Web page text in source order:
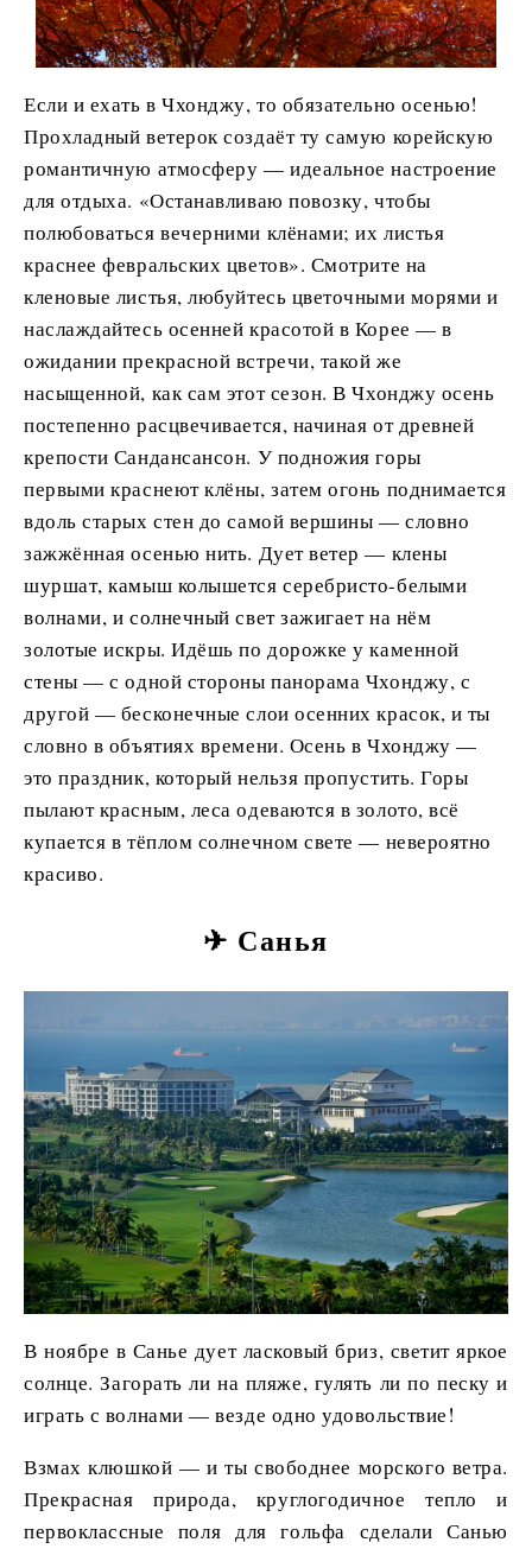
Если и ехать в Чхонджу, то обязательно осенью!
Прохладный ветерок создаёт ту самую корейскую
романтичную атмосферу — идеальное настроение
для отдыха. «Останавливаю повозку, чтобы
полюбоваться вечерними клёнами; их листья
краснее февральских цветов». Смотрите на
кленовые листья, любуйтесь цветочными морями и
наслаждайтесь осенней красотой в Корее — в
ожидании прекрасной встречи, такой же
насыщенной, как сам этот сезон. В Чхонджу осень
постепенно расцвечивается, начиная от древней
крепости Сандансансон. У подножия горы
первыми краснеют клёны, затем огонь поднимается
вдоль старых стен до самой вершины — словно
зажжённая осенью нить. Дует ветер — клены
шуршат, камыш колышется серебристо-белыми
волнами, и солнечный свет зажигает на нём
золотые искры. Идёшь по дорожке у каменной
стены — с одной стороны панорама Чхонджу, с
другой — бесконечные слои осенних красок, и ты
словно в объятиях времени. Осень в Чхонджу —
это праздник, который нельзя пропустить. Горы
пылают красным, леса одеваются в золото, всё
купается в тёплом солнечном свете — невероятно
красиво.
✈ Санья
В ноябре в Санье дует ласковый бриз, светит яркое
солнце. Загорать ли на пляже, гулять ли по песку и
играть с волнами — везде одно удовольствие!
Взмах клюшкой — и ты свободнее морского ветра.
Прекрасная природа, круглогодичное тепло и
первоклассные поля для гольфа сделали Санью